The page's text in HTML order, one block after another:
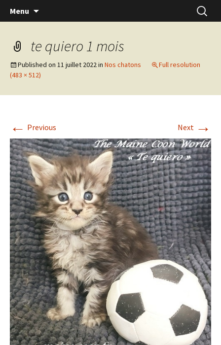
Menu
te quiero 1 mois
Published on 11 juillet 2022in Nos chatons
Full resolution
(483 × 512)
← Previous Next →